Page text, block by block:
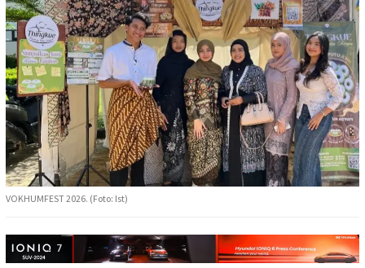
VOKHUMFEST 2026. (Foto: Ist)